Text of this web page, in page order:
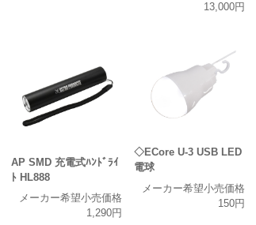
13,000円
AP SMD 充電式ﾊﾝﾄﾞﾗｲ
ﾄ HL888
メーカー希望小売価格
1,290円
◇ECore U-3 USB LED
電球
メーカー希望小売価格
150円